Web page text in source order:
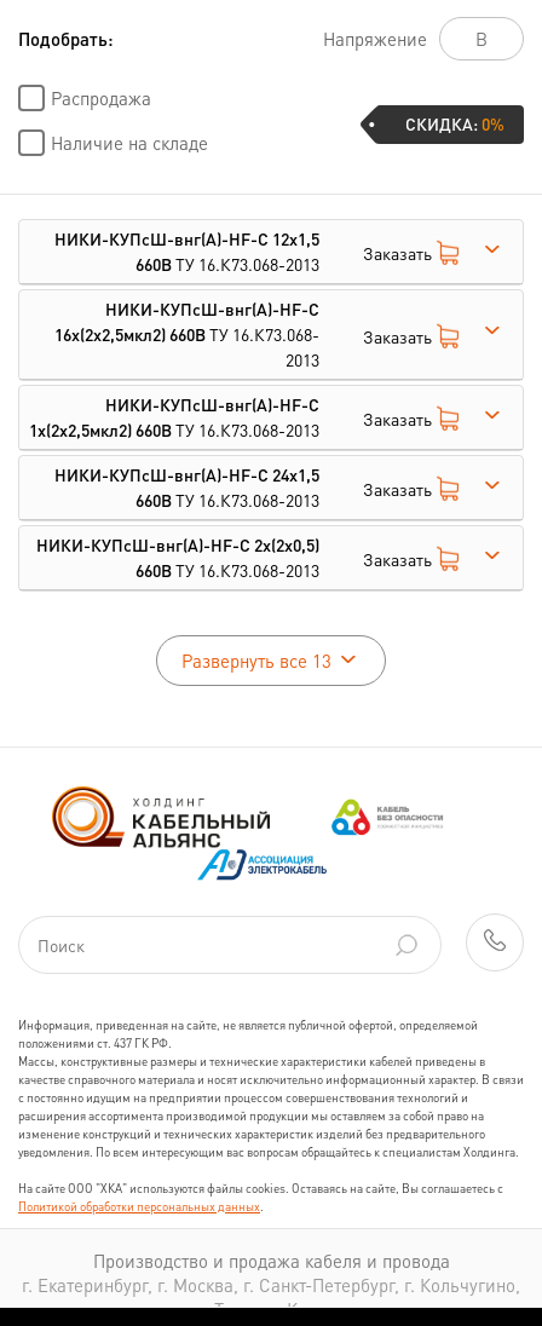
Подобрать: Напряжение
Распродажа
Наличие на складе
СКИДКА:0%
НИКИ-КУПсШ-внг(А)-HF-С 12х1,5
660ВТУ 16.К73.068-2013 Заказать
НИКИ-КУПсШ-внг(А)-HF-С
16х(2х2,5мкл2) 660ВТУ 16.К73.068-
2013
Заказать
НИКИ-КУПсШ-внг(А)-HF-С
1х(2х2,5мкл2) 660ВТУ 16.К73.068-2013 Заказать
НИКИ-КУПсШ-внг(А)-HF-С 24х1,5
660ВТУ 16.К73.068-2013 Заказать
НИКИ-КУПсШ-внг(А)-HF-С 2х(2х0,5)
660ВТУ 16.К73.068-2013 Заказать
Развернуть все 13
Информация, приведенная на сайте, не является публичной офертой, определяемой
положениями ст. 437 ГК РФ.
Массы, конструктивные размеры и технические характеристики кабелей приведены в
качестве справочного материала и носят исключительно информационный характер. В связи
с постоянно идущим на предприятии процессом совершенствования технологий и
расширения ассортимента производимой продукции мы оставляем за собой право на
изменение конструкций и технических характеристик изделий без предварительного
уведомления. По всем интересующим вас вопросам обращайтесь к специалистам Холдинга.
На сайте ООО "ХКА" используются файлы cookies. Оставаясь на сайте, Вы соглашаетесь с
Политикой обработки персональных данных
Производство и продажа кабеля и провода
г. Екатеринбург, г. Москва, г. Санкт-Петербург, г. Кольчугино,
г. Томск, г. Казань